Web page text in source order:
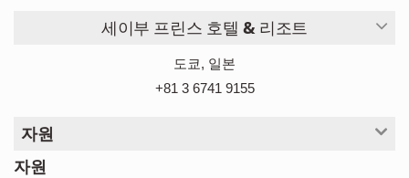
세이부 프린스 호텔 & 리조트
도쿄, 일본
+81 3 6741 9155
자원
자원